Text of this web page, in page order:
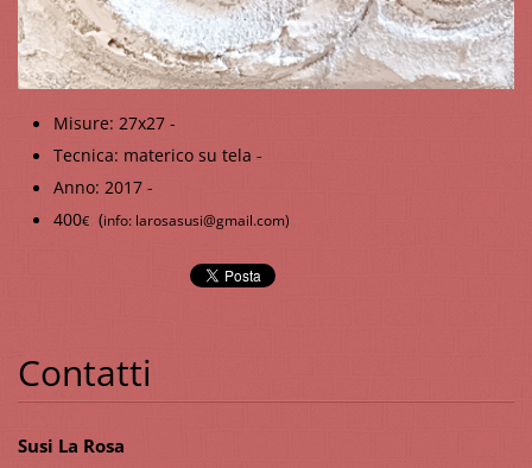
Misure: 27x27 -
Tecnica: materico su tela -
Anno: 2017 -
400€(info: larosasusi@gmail.com)
Contatti
Susi La Rosa